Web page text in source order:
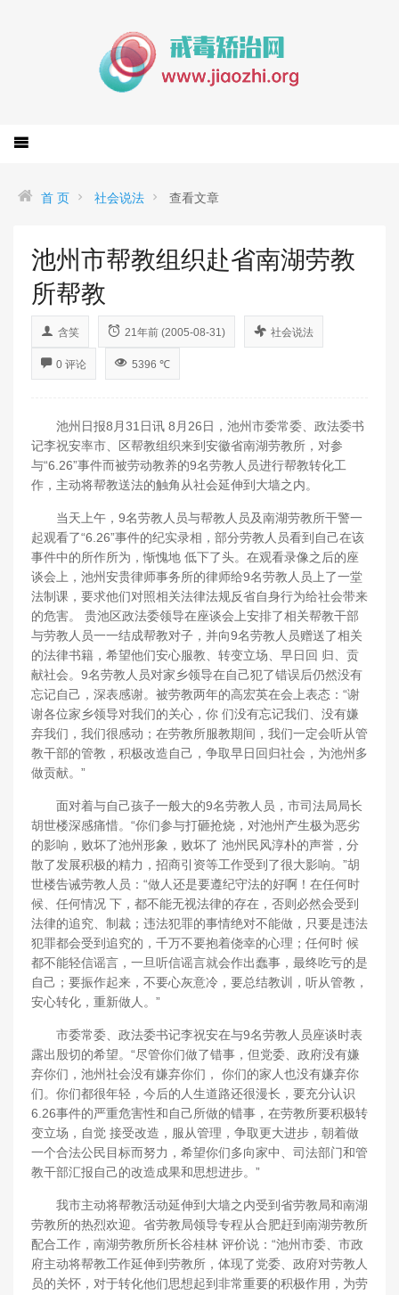
首 页 社会说法 查看文章
池州市帮教组织赴省南湖劳教
所帮教
含笑 21年前 (2005-08-31) 社会说法
0 评论 5396 ℃
池州日报8月31日讯 8月26日，池州市委常委、政法委书
记李祝安率市、区帮教组织来到安徽省南湖劳教所，对参
与“6.26”事件而被劳动教养的9名劳教人员进行帮教转化工
作，主动将帮教送法的触角从社会延伸到大墙之内。
当天上午，9名劳教人员与帮教人员及南湖劳教所干警一
起观看了“6.26”事件的纪实录相，部分劳教人员看到自己在该
事件中的所作所为，惭愧地 低下了头。在观看录像之后的座
谈会上，池州安贵律师事务所的律师给9名劳教人员上了一堂
法制课，要求他们对照相关法律法规反省自身行为给社会带来
的危害。 贵池区政法委领导在座谈会上安排了相关帮教干部
与劳教人员一一结成帮教对子，并向9名劳教人员赠送了相关
的法律书籍，希望他们安心服教、转变立场、早日回 归、贡
献社会。9名劳教人员对家乡领导在自己犯了错误后仍然没有
忘记自己，深表感谢。被劳教两年的高宏英在会上表态：“谢
谢各位家乡领导对我们的关心，你 们没有忘记我们、没有嫌
弃我们，我们很感动；在劳教所服教期间，我们一定会听从管
教干部的管教，积极改造自己，争取早日回归社会，为池州多
做贡献。”
面对着与自己孩子一般大的9名劳教人员，市司法局局长
胡世楼深感痛惜。“你们参与打砸抢烧，对池州产生极为恶劣
的影响，败坏了池州形象，败坏了 池州民风淳朴的声誉，分
散了发展积极的精力，招商引资等工作受到了很大影响。”胡
世楼告诫劳教人员：“做人还是要遵纪守法的好啊！在任何时
候、任何情况 下，都不能无视法律的存在，否则必然会受到
法律的追究、制裁；违法犯罪的事情绝对不能做，只要是违法
犯罪都会受到追究的，千万不要抱着侥幸的心理；任何时 候
都不能轻信谣言，一旦听信谣言就会作出蠢事，最终吃亏的是
自己；要振作起来，不要心灰意冷，要总结教训，听从管教，
安心转化，重新做人。”
市委常委、政法委书记李祝安在与9名劳教人员座谈时表
露出殷切的希望。“尽管你们做了错事，但党委、政府没有嫌
弃你们，池州社会没有嫌弃你们， 你们的家人也没有嫌弃你
们。你们都很年轻，今后的人生道路还很漫长，要充分认识
6.26事件的严重危害性和自己所做的错事，在劳教所要积极转
变立场，自觉 接受改造，服从管理，争取更大进步，朝着做
一个合法公民目标而努力，希望你们多向家中、司法部门和管
教干部汇报自己的改造成果和思想进步。”
我市主动将帮教活动延伸到大墙之内受到省劳教局和南湖
劳教所的热烈欢迎。省劳教局领导专程从合肥赶到南湖劳教所
配合工作，南湖劳教所所长谷桂林 评价说：“池州市委、市政
府主动将帮教工作延伸到劳教所，体现了党委、政府对劳教人
员的关怀，对于转化他们思想起到非常重要的积极作用，为劳